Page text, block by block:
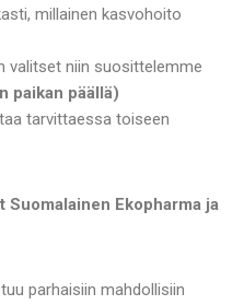
millainen kasvohoito
valitset niin suosittelemme
paikan päällä)
tarvittaessa toiseen
Suomalainen Ekopharma ja
parhaisiin mahdollisiin